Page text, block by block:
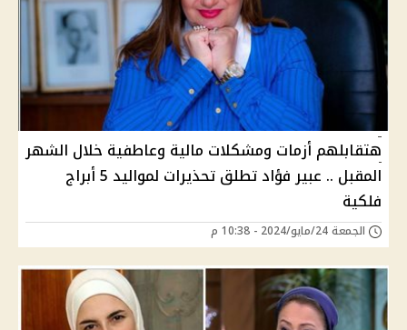
هتقابلهم أزمات ومشكلات مالية وعاطفية خلال الشهر
المقبل .. عبير فؤاد تطلق تحذيرات لمواليد 5 أبراج
فلكية
الجمعة 24/مايو/2024 - 10:38 م